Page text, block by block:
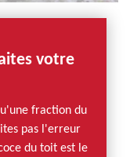
votre
fraction du
pas l'erreur
du toit est le